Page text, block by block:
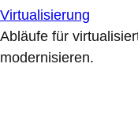
Virtualisierung
Abläufe für
modernisieren.